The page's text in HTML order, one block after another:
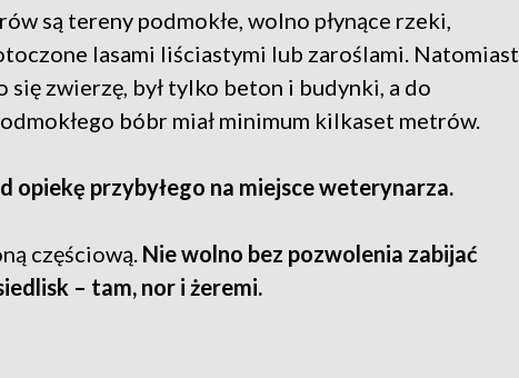
są tereny podmokłe, wolno płynące rzeki,
lasami liściastymi lub zaroślami. Natomiast
się zwierzę, był tylko beton i budynki, a do
bóbr miał minimum kilkaset metrów.
opiekę przybyłego na miejsce weterynarza.
częściową. Nie wolno bez pozwolenia zabijać
– tam, nor i żeremi.